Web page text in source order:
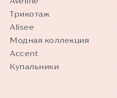
Трикотаж
Alisee
Модная коллекция
Accent
Купальники